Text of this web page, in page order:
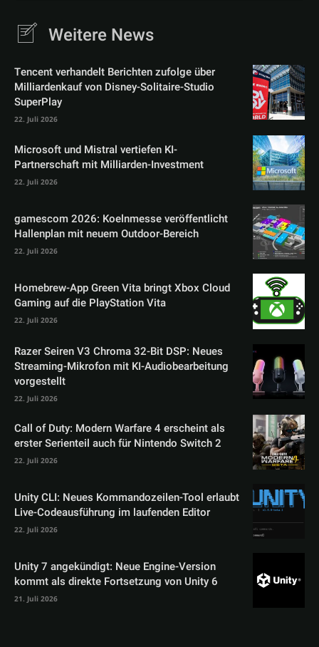
Weitere News
Tencent verhandelt Berichten zufolge über
Milliardenkauf von Disney-Solitaire-Studio
SuperPlay
22. Juli 2026
Microsoft und Mistral vertiefen KI-
Partnerschaft mit Milliarden-Investment
22. Juli 2026
gamescom 2026: Koelnmesse veröffentlicht
Hallenplan mit neuem Outdoor-Bereich
22. Juli 2026
Homebrew-App Green Vita bringt Xbox Cloud
Gaming auf die PlayStation Vita
22. Juli 2026
Razer Seiren V3 Chroma 32-Bit DSP: Neues
Streaming-Mikrofon mit KI-Audiobearbeitung
vorgestellt
22. Juli 2026
Call of Duty: Modern Warfare 4 erscheint als
erster Serienteil auch für Nintendo Switch 2
22. Juli 2026
Unity CLI: Neues Kommandozeilen-Tool erlaubt
Live-Codeausführung im laufenden Editor
22. Juli 2026
Unity 7 angekündigt: Neue Engine-Version
kommt als direkte Fortsetzung von Unity 6
21. Juli 2026